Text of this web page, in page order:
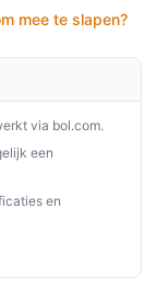
mee te slapen?
via bol.com.
een
en